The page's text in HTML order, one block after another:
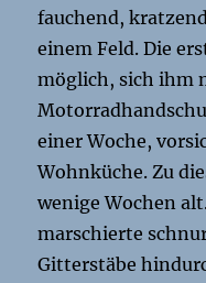
fauchend,
einem Feld. Die
möglich, sich ihm
einer Woche,
Wohnküche. Zu
wenige Wochen
marschierte
Gitterstäbe